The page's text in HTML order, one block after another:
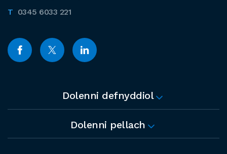
0345 6033 221
Dolenni defnyddiol
Dolenni pellach